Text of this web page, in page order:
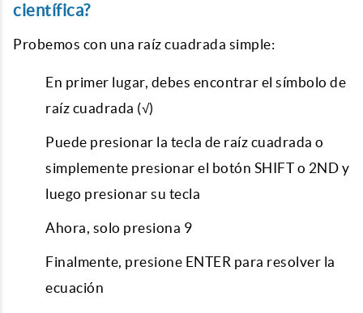
científica?
Probemos con una raíz cuadrada simple:
En primer lugar, debes encontrar el símbolo de
raíz cuadrada (√)
Puede presionar la tecla de raíz cuadrada o
simplemente presionar el botón SHIFT o 2ND y
luego presionar su tecla
Ahora, solo presiona 9
Finalmente, presione ENTER para resolver la
ecuación